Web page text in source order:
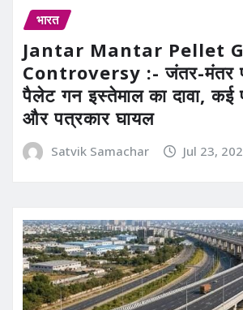
भारत
Jantar Mantar Pellet
Controversy :- जंतर-मंतर
पैलेट गन इस्तेमाल का दावा, कई
और पत्रकार घायल
Satvik Samachar Jul 23,